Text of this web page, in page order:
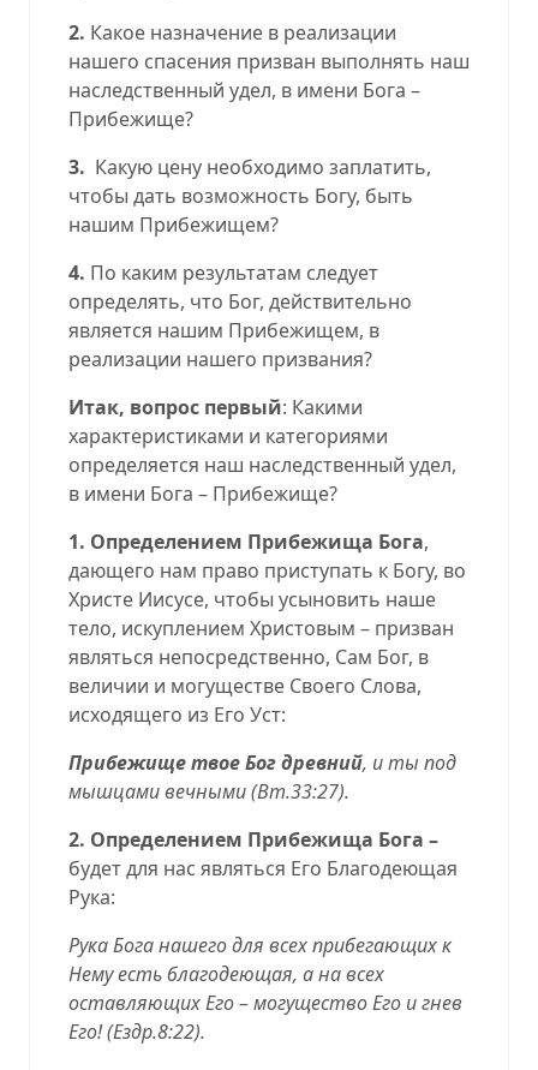
2. Какое назначение в реализации
нашего спасения призван выполнять наш
наследственный удел, в имени Бога –
Прибежище?
3. Какую цену необходимо заплатить,
чтобы дать возможность Богу, быть
нашим Прибежищем?
4. По каким результатам следует
определять, что Бог, действительно
является нашим Прибежищем, в
реализации нашего призвания?
Итак, вопрос первый: Какими
характеристиками и категориями
определяется наш наследственный удел,
в имени Бога – Прибежище?
1. Определением Прибежища Бога,
дающего нам право приступать к Богу, во
Христе Иисусе, чтобы усыновить наше
тело, искуплением Христовым – призван
являться непосредственно, Сам Бог, в
величии и могуществе Своего Слова,
исходящего из Его Уст:
Прибежище твое Бог древний, и ты под
мышцами вечными (Вт.33:27).
2. Определением Прибежища Бога –
будет для нас являться Его Благодеющая
Рука:
Рука Бога нашего для всех прибегающих к
Нему есть благодеющая, а на всех
оставляющих Его – могущество Его и гнев
Его! (Ездр.8:22).